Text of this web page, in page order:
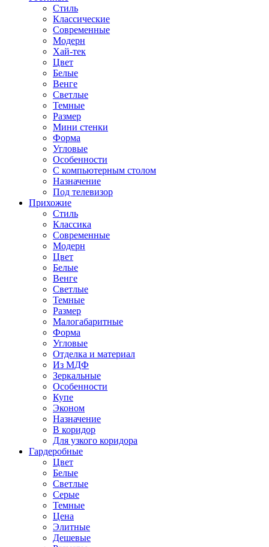
Стиль
Классические
Современные
Модерн
Хай-тек
Цвет
Белые
Венге
Светлые
Темные
Размер
Мини стенки
Форма
Угловые
Особенности
С компьютерным столом
Назначение
Под телевизор
Прихожие
Стиль
Классика
Современные
Модерн
Цвет
Белые
Венге
Светлые
Темные
Размер
Малогабаритные
Форма
Угловые
Отделка и материал
Из МДФ
Зеркальные
Особенности
Купе
Эконом
Назначение
В коридор
Для узкого коридора
Гардеробные
Цвет
Белые
Светлые
Серые
Темные
Цена
Элитные
Дешевые